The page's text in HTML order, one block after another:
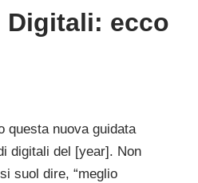
Digitali: ecco
questa nuova guidata
digitali del [year]. Non
suol dire, “meglio